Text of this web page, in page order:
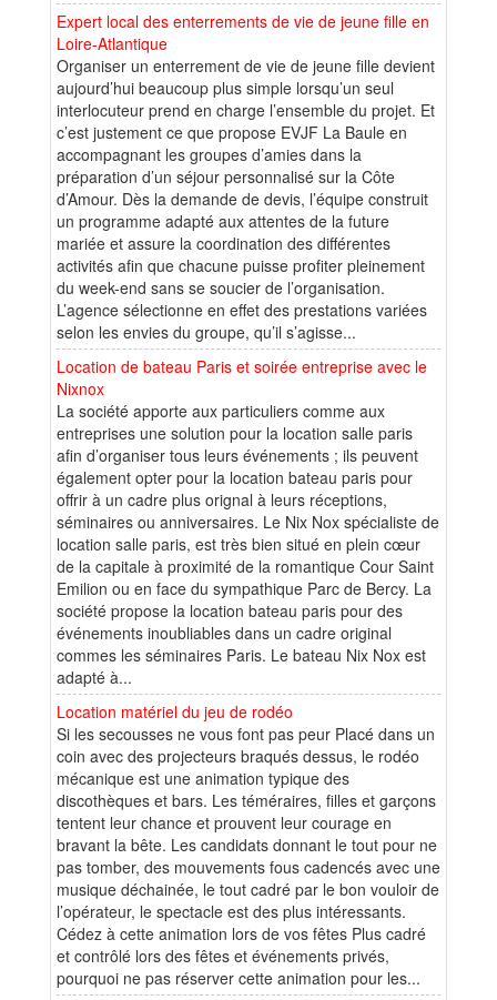
Expert local des enterrements de vie de jeune fille en
Loire-Atlantique
Organiser un enterrement de vie de jeune fille devient
aujourd’hui beaucoup plus simple lorsqu’un seul
interlocuteur prend en charge l’ensemble du projet. Et
c’est justement ce que propose EVJF La Baule en
accompagnant les groupes d’amies dans la
préparation d’un séjour personnalisé sur la Côte
d’Amour. Dès la demande de devis, l’équipe construit
un programme adapté aux attentes de la future
mariée et assure la coordination des différentes
activités afin que chacune puisse profiter pleinement
du week-end sans se soucier de l’organisation.
L’agence sélectionne en effet des prestations variées
selon les envies du groupe, qu’il s’agisse...
Location de bateau Paris et soirée entreprise avec le
Nixnox
La société apporte aux particuliers comme aux
entreprises une solution pour la location salle paris
afin d’organiser tous leurs événements ; ils peuvent
également opter pour la location bateau paris pour
offrir à un cadre plus orignal à leurs réceptions,
séminaires ou anniversaires. Le Nix Nox spécialiste de
location salle paris, est très bien situé en plein cœur
de la capitale à proximité de la romantique Cour Saint
Emilion ou en face du sympathique Parc de Bercy. La
société propose la location bateau paris pour des
événements inoubliables dans un cadre original
commes les séminaires Paris. Le bateau Nix Nox est
adapté à...
Location matériel du jeu de rodéo
Si les secousses ne vous font pas peur Placé dans un
coin avec des projecteurs braqués dessus, le rodéo
mécanique est une animation typique des
discothèques et bars. Les téméraires, filles et garçons
tentent leur chance et prouvent leur courage en
bravant la bête. Les candidats donnant le tout pour ne
pas tomber, des mouvements fous cadencés avec une
musique déchainée, le tout cadré par le bon vouloir de
l’opérateur, le spectacle est des plus intéressants.
Cédez à cette animation lors de vos fêtes Plus cadré
et contrôlé lors des fêtes et événements privés,
pourquoi ne pas réserver cette animation pour les...